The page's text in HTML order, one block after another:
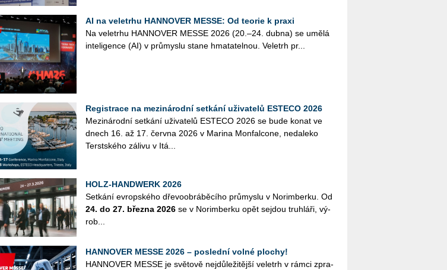
AI na veletrhu HANNOVER MESSE: Od teorie k praxi
Na ve­letr­hu HAN­NO­VER MESSE 2026 (20.–24. dubna) se umělá
in­te­li­gen­ce (AI) v prů­mys­lu stane hma­ta­tel­nou. Ve­letrh pr...
Registrace na mezinárodní setkání uživatelů ESTECO 2026
Me­zi­ná­rod­ní se­tká­ní uži­va­te­lů ES­TE­CO 2026 se bude konat ve
dnech 16. až 17. červ­na 2026 v Ma­ri­na Mon­fal­co­ne, ne­da­le­ko
Ter­st­ské­ho zá­li­vu v Itá­...
HOLZ-HANDWERK 2026
Se­tká­ní ev­rop­ské­ho dře­vo­ob­rá­bě­cí­ho prů­mys­lu v No­rim­ber­ku. Od
24. do 27. břez­na 2026 se v No­rim­ber­ku opět sejdou truh­lá­ři, vý­
rob...
HANNOVER MESSE 2026 – poslední volné plochy!
HAN­NO­VER MESSE je svě­to­vě nej­dů­le­ži­těj­ší ve­letrh v rámci zpra­